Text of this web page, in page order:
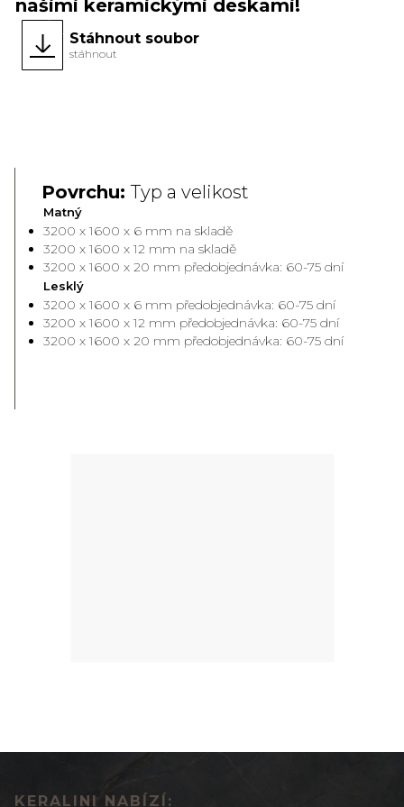
našimi keramickými deskami!
Stáhnout soubor
stáhnout
Povrchu:Typ a velikost
Matný
3200 x 1600 x 6 mm na skladě
3200 x 1600 x 12 mm na skladě
3200 x 1600 x 20 mm předobjednávka: 60-75 dní
Lesklý
3200 x 1600 x 6 mm předobjednávka: 60-75 dní
3200 x 1600 x 12 mm předobjednávka: 60-75 dní
3200 x 1600 x 20 mm předobjednávka: 60-75 dní
KERALINI NABÍZÍ: